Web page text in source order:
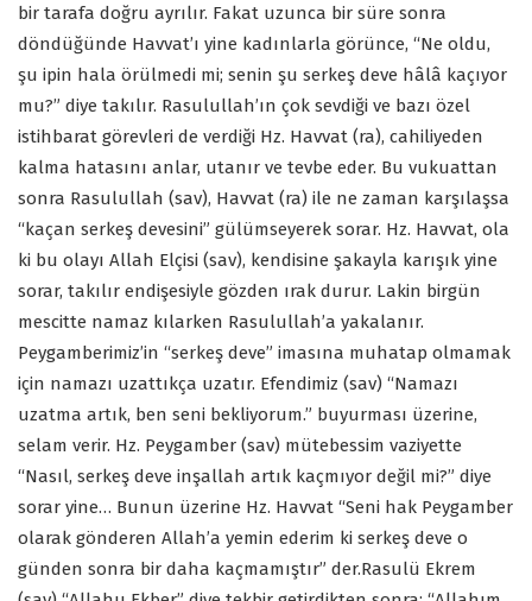
bir tarafa doğru ayrılır. Fakat uzunca bir süre sonra
döndüğünde Havvat’ı yine kadınlarla görünce, “Ne oldu,
şu ipin hala örülmedi mi; senin şu serkeş deve hâlâ kaçıyor
mu?” diye takılır. Rasulullah’ın çok sevdiği ve bazı özel
istihbarat görevleri de verdiği Hz. Havvat (ra), cahiliyeden
kalma hatasını anlar, utanır ve tevbe eder. Bu vukuattan
sonra Rasulullah (sav), Havvat (ra) ile ne zaman karşılaşsa
“kaçan serkeş devesini” gülümseyerek sorar. Hz. Havvat, ola
ki bu olayı Allah Elçisi (sav), kendisine şakayla karışık yine
sorar, takılır endişesiyle gözden ırak durur. Lakin birgün
mescitte namaz kılarken Rasulullah’a yakalanır.
Peygamberimiz’in “serkeş deve” imasına muhatap olmamak
için namazı uzattıkça uzatır. Efendimiz (sav) “Namazı
uzatma artık, ben seni bekliyorum.” buyurması üzerine,
selam verir. Hz. Peygamber (sav) mütebessim vaziyette
“Nasıl, serkeş deve inşallah artık kaçmıyor değil mi?” diye
sorar yine… Bunun üzerine Hz. Havvat “Seni hak Peygamber
olarak gönderen Allah’a yemin ederim ki serkeş deve o
günden sonra bir daha kaçmamıştır” der.Rasulü Ekrem